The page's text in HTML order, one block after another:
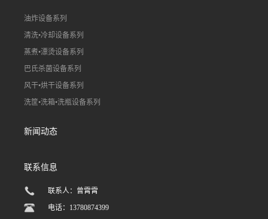
油炸设备系列
清洗•冷却设备系列
蒸煮•漂烫设备系列
巴氏杀菌设备系列
风干•烘干设备系列
洗筐•洗箱•洗瓶设备系列
新闻动态
联系信息
联系人：曾霄霄
电话：13780874399